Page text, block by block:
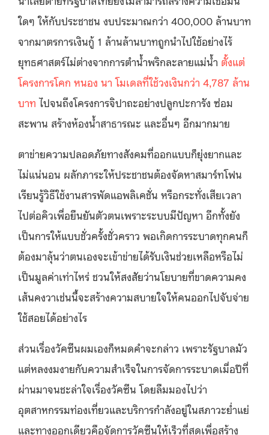
ใดๆ ให้กับประชาชน งบประมาณกว่า 400,000 ล้านบาท
จากมาตรการเงินกู้ 1 ล้านล้านบาทถูกนำไปใช้อย่างไร้
ยุทธศาสตร์ไม่ต่างจากการตำน้ำพริกละลายแม่น้ำ ตั้งแต่
โครงการโคก หนอง นา โมเดลที่ใช้วงเงินกว่า 4,787 ล้าน
บาท ไปจนถึงโครงการจิปาถะอย่างปลูกปะการัง ซ่อม
สะพาน สร้างห้องน้ำสาธารณะ และอื่นๆ อีกมากมาย
ตาข่ายความปลอดภัยทางสังคมที่ออกแบบก็ยุ่งยากและ
ไม่แน่นอน ผลักภาระให้ประชาชนต้องจัดหาสมาร์ทโฟน
เรียนรู้วิธีใช้งานสารพัดแอพลิเคชั่น หรือกระทั่งเสียเวลา
ไปต่อคิวเพื่อยืนยันตัวตนเพราะระบบมีปัญหา อีกทั้งยัง
เป็นการให้แบบชั่วครั้งชั่วคราว พอเกิดการระบาดทุกคนก็
ต้องมาลุ้นว่าตนเองจะเข้าข่ายได้รับเงินช่วยเหลือหรือไม่
เป็นมูลค่าเท่าไหร่ ชวนให้สงสัยว่านโยบายที่ขาดความคง
เส้นคงวาเช่นนี้จะสร้างความสบายใจให้คนออกไปจับจ่าย
ใช้สอยได้อย่างไร
ส่วนเรื่องวัคซีนผมเองก็หมดคำจะกล่าว เพราะรัฐบาลมัว
แต่หลงงมงายกับความสำเร็จในการจัดการระบาดเมื่อปีที่
ผ่านมาจนชะล่าใจเรื่องวัคซีน โดยลืมมองไปว่า
อุตสาหกรรมท่องเที่ยวและบริการกำลังอยู่ในสภาวะย่ำแย่
และทางออกเดียวคือจัดการวัคซีนให้เร็วที่สุดเพื่อสร้าง